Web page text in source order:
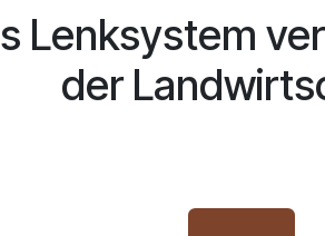
Lenksystem
der